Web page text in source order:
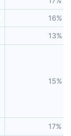
16%
13%
15%
17%